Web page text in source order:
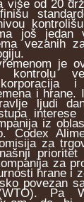
više od 20
još
vezanih
je
korporacija
i
ljudi
interese
iz
Codex
za
prioritet
za
hrane i
povezan
Pa